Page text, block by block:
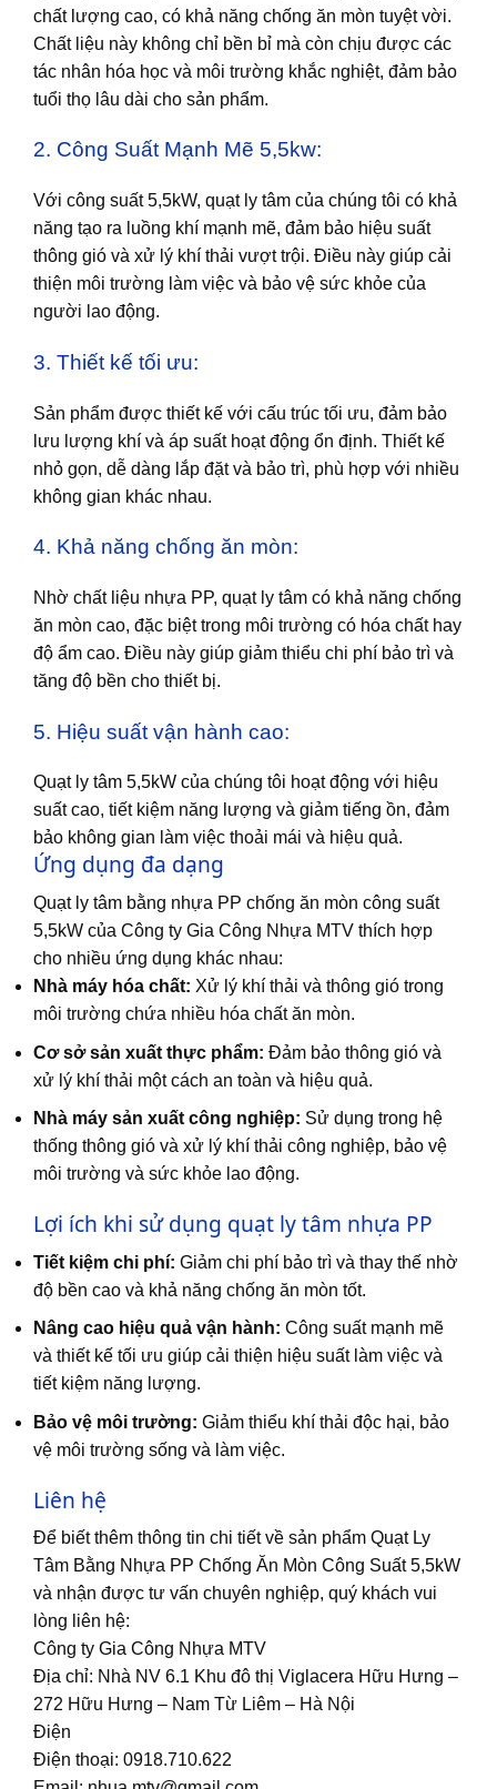
chất lượng cao, có khả năng chống ăn mòn tuyệt vời.
Chất liệu này không chỉ bền bỉ mà còn chịu được các
tác nhân hóa học và môi trường khắc nghiệt, đảm bảo
tuổi thọ lâu dài cho sản phẩm.
2. Công Suất Mạnh Mẽ 5,5kw:
Với công suất 5,5kW, quạt ly tâm của chúng tôi có khả
năng tạo ra luồng khí mạnh mẽ, đảm bảo hiệu suất
thông gió và xử lý khí thải vượt trội. Điều này giúp cải
thiện môi trường làm việc và bảo vệ sức khỏe của
người lao động.
3. Thiết kế tối ưu:
Sản phẩm được thiết kế với cấu trúc tối ưu, đảm bảo
lưu lượng khí và áp suất hoạt động ổn định. Thiết kế
nhỏ gọn, dễ dàng lắp đặt và bảo trì, phù hợp với nhiều
không gian khác nhau.
4. Khả năng chống ăn mòn:
Nhờ chất liệu nhựa PP, quạt ly tâm có khả năng chống
ăn mòn cao, đặc biệt trong môi trường có hóa chất hay
độ ẩm cao. Điều này giúp giảm thiểu chi phí bảo trì và
tăng độ bền cho thiết bị.
5. Hiệu suất vận hành cao:
Quạt ly tâm 5,5kW của chúng tôi hoạt động với hiệu
suất cao, tiết kiệm năng lượng và giảm tiếng ồn, đảm
bảo không gian làm việc thoải mái và hiệu quả.
Ứng dụng đa dạng
Quạt ly tâm bằng nhựa PP chống ăn mòn công suất
5,5kW của Công ty Gia Công Nhựa MTV thích hợp
cho nhiều ứng dụng khác nhau:
Nhà máy hóa chất: Xử lý khí thải và thông gió trong
môi trường chứa nhiều hóa chất ăn mòn.
Cơ sở sản xuất thực phẩm: Đảm bảo thông gió và
xử lý khí thải một cách an toàn và hiệu quả.
Nhà máy sản xuất công nghiệp: Sử dụng trong hệ
thống thông gió và xử lý khí thải công nghiệp, bảo vệ
môi trường và sức khỏe lao động.
Lợi ích khi sử dụng quạt ly tâm nhựa PP
Tiết kiệm chi phí: Giảm chi phí bảo trì và thay thế nhờ
độ bền cao và khả năng chống ăn mòn tốt.
Nâng cao hiệu quả vận hành: Công suất mạnh mẽ
và thiết kế tối ưu giúp cải thiện hiệu suất làm việc và
tiết kiệm năng lượng.
Bảo vệ môi trường: Giảm thiểu khí thải độc hại, bảo
vệ môi trường sống và làm việc.
Liên hệ
Để biết thêm thông tin chi tiết về sản phẩm Quạt Ly
Tâm Bằng Nhựa PP Chống Ăn Mòn Công Suất 5,5kW
và nhận được tư vấn chuyên nghiệp, quý khách vui
lòng liên hệ:
Công ty Gia Công Nhựa MTV
Địa chỉ: Nhà NV 6.1 Khu đô thị Viglacera Hữu Hưng –
272 Hữu Hưng – Nam Từ Liêm – Hà Nội
Điện
Điện thoại: 0918.710.622